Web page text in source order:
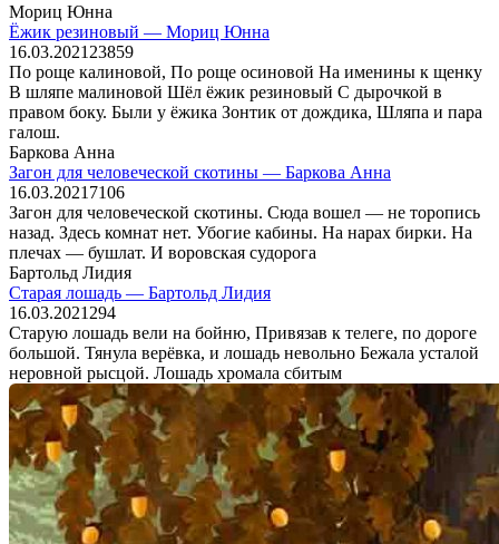
Мориц Юнна
Ёжик резиновый — Мориц Юнна
16.03.2021 23859
По роще калиновой, По роще осиновой На именины к щенку
В шляпе малиновой Шёл ёжик резиновый С дырочкой в
правом боку. Были у ёжика Зонтик от дождика, Шляпа и пара
галош.
Баркова Анна
Загон для человеческой скотины — Баркова Анна
16.03.2021 7106
Загон для человеческой скотины. Сюда вошел — не торопись
назад. Здесь комнат нет. Убогие кабины. На нарах бирки. На
плечах — бушлат. И воровская судорога
Бартольд Лидия
Старая лошадь — Бартольд Лидия
16.03.2021 294
Старую лошадь вели на бойню, Привязав к телеге, по дороге
большой. Тянула верёвка, и лошадь невольно Бежала усталой
неровной рысцой. Лошадь хромала сбитым